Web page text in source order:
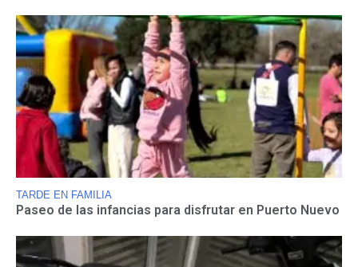
TARDE EN FAMILIA
Paseo de las infancias para disfrutar en Puerto Nuevo